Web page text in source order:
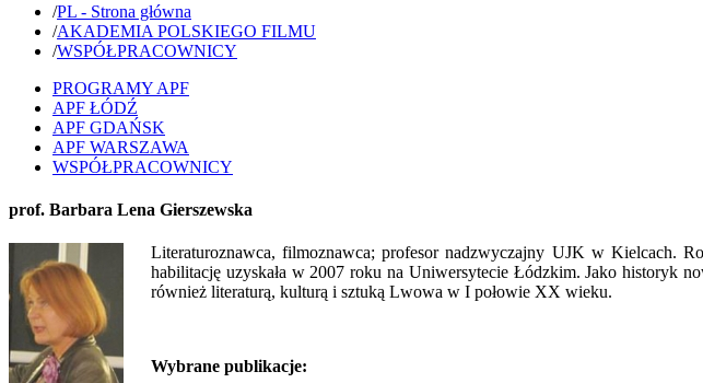
/PL - Strona główna
/AKADEMIA POLSKIEGO FILMU
/WSPÓŁPRACOWNICY
PROGRAMY APF
APF ŁÓDŹ
APF GDAŃSK
APF WARSZAWA
WSPÓŁPRACOWNICY
prof. Barbara Lena Gierszewska
Literaturoznawca, filmoznawca; profesor nadzwyczajny UJK w Kielcach.
habilitację uzyskała w 2007 roku na Uniwersytecie Łódzkim. Jako historyk
również literaturą, kulturą i sztuką Lwowa w I połowie XX wieku.
Wybrane publikacje: